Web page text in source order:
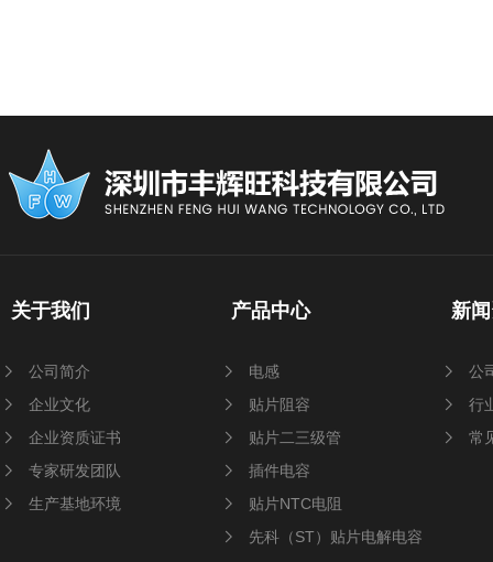
关于我们
公司简介
企业文化
企业资质证书
专家研发团队
生产基地环境
产品中心
电感
贴片阻容
贴片二三级管
插件电容
贴片NTC电阻
先科（ST）贴片电解电容
新
公
行
常